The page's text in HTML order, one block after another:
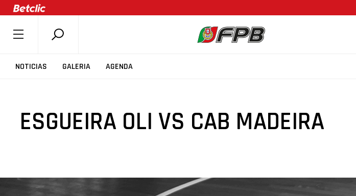
NOTICIAS GALERIA AGENDA
SOBRE A FPB
COMPETIÇÕES
ASSOCIAÇÕES
AGENDA
ESGUEIRA OLI VS CAB MADEIRA